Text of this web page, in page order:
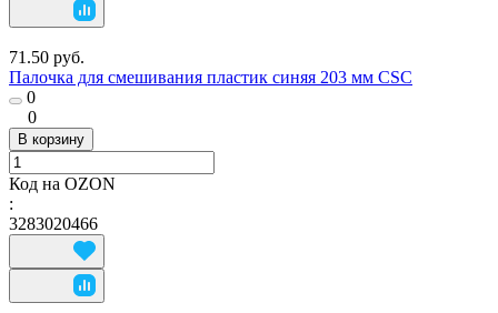
71.50 руб.
Палочка для смешивания пластик синяя 203 мм CSC
0
0
В корзину
Код на OZON
:
3283020466